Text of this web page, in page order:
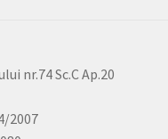
nr.74 Sc.C Ap.20
2007